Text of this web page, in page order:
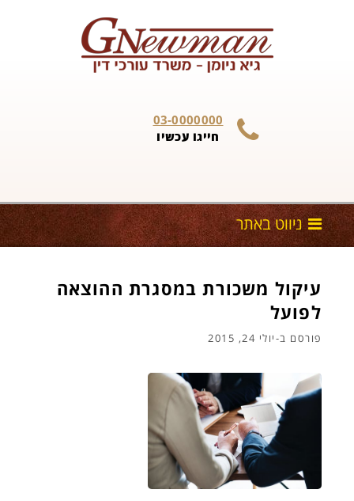
03-0000000
חייגו עכשיו
עיקול משכורת במסגרת ההוצאה
לפועל
פורסם ב-יולי 24, 2015